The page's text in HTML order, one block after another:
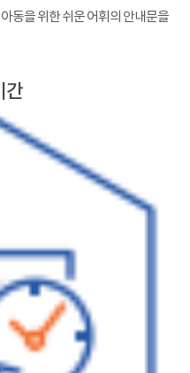
동을 위한 쉬운 어휘의 안내문을
간